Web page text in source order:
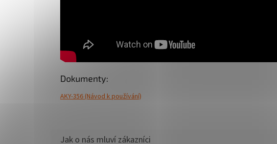
Dokumenty:
AKY-356 (Návod k používání)